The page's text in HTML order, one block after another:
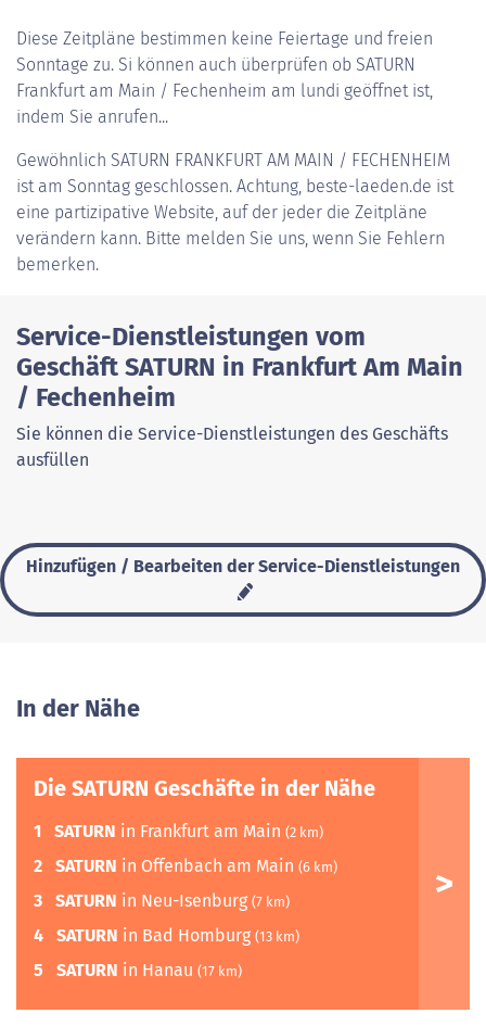
Diese Zeitpläne bestimmen keine Feiertage und freien
Sonntage zu. Si können auch überprüfen ob SATURN
Frankfurt am Main / Fechenheim am lundi geöffnet ist,
indem Sie anrufen...
Gewöhnlich SATURN FRANKFURT AM MAIN / FECHENHEIM
ist am Sonntag geschlossen. Achtung, beste-laeden.de ist
eine partizipative Website, auf der jeder die Zeitpläne
verändern kann. Bitte melden Sie uns, wenn Sie Fehlern
bemerken.
Service-Dienstleistungen vom
Geschäft SATURN in Frankfurt Am Main
/ Fechenheim
Sie können die Service-Dienstleistungen des Geschäfts
ausfüllen
Hinzufügen / Bearbeiten der Service-Dienstleistungen
In der Nähe
Die SATURN Geschäfte in der Nähe
1 SATURN in Frankfurt am Main (2 km)
2 SATURN in Offenbach am Main (6 km)
3 SATURN in Neu-Isenburg (7 km)
4 SATURN in Bad Homburg (13 km)
5 SATURN in Hanau (17 km)